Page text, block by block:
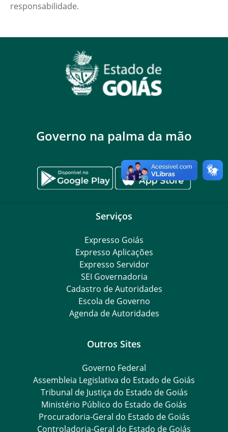
responsabilidade.
Governo na palma da mão
Serviços
Expresso Goiás
Expresso Aplicações
Expresso Servidor
SEI Governadoria
Cadastro de Autoridades
Escola de Governo
Agenda de Autoridades
Outros Sites
Governo Federal
Assembleia Legislativa do Estado de Goiás
Tribunal de Justiça do Estado de Goiás
Ministério Público do Estado de Goiás
Procuradoria-Geral do Estado de Goiás
Controladoria-Geral do Estado de Goiás